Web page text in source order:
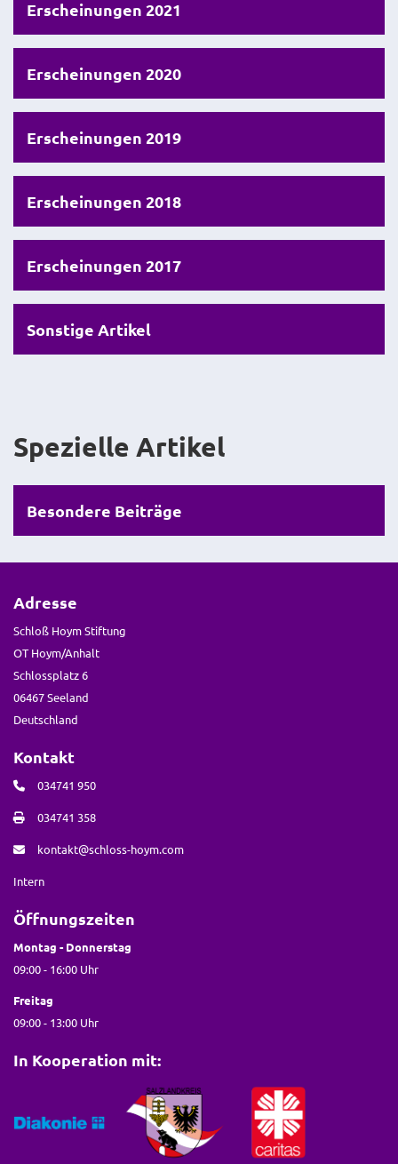
Erscheinungen 2021
Erscheinungen 2020
Erscheinungen 2019
Erscheinungen 2018
Erscheinungen 2017
Sonstige Artikel
Spezielle Artikel
Besondere Beiträge
Adresse
Schloß Hoym Stiftung
OT Hoym/Anhalt
Schlossplatz 6
06467 Seeland
Deutschland
Kontakt
034741 950
034741 358
kontakt@schloss-hoym.com
Intern
Öffnungszeiten
Montag - Donnerstag
09:00 - 16:00 Uhr
Freitag
09:00 - 13:00 Uhr
In Kooperation mit: